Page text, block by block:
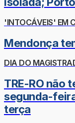
'INTOCÁVEIS' EM
Mendonça
DIA DO
TRE-RO não
segunda-
terça